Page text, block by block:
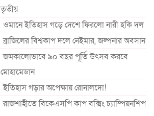
তৃতীয়
ওমানে ইতিহাস গড়ে দেশে ফিরলো নারী হকি দল
ব্রাজিলের বিশ্বকাপ দলে নেইমার, জল্পনার অবসান
জমকালোভাবে ৯০ বছর পূর্তি উৎসব করবে
মোহামেডান
ইতিহাস গড়ার অপেক্ষায় রোনালদো!
রাজশাহীতে বিকেএসপি কাপ বক্সিং চ্যাম্পিয়নশিপ